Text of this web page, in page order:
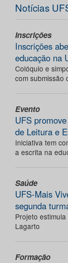
Notícias
Inscrições
Inscrições
educação na
Colóquio e
com submissão
Evento
UFS
de Leitura e
Iniciativa tem
a escrita na
Saúde
UFS-Mais
segunda
Projeto
Lagarto
Formação